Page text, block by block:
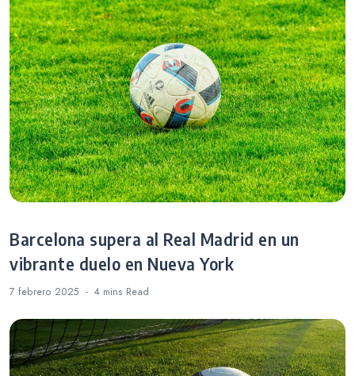
Barcelona supera al Real Madrid en un
vibrante duelo en Nueva York
7 febrero 2025 4 mins Read